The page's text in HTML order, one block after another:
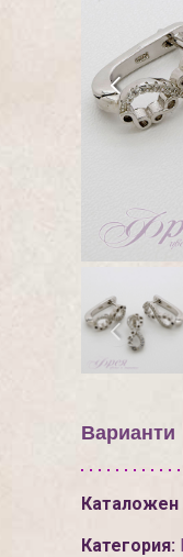
Варианти
Категория: